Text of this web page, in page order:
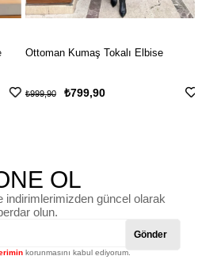
Ottoman Kumaş Tokalı Elbise
₺799,90
₺999,90
OL
indirimlerimizden güncel olarak
olun.
Gönder
korunmasını kabul ediyorum.